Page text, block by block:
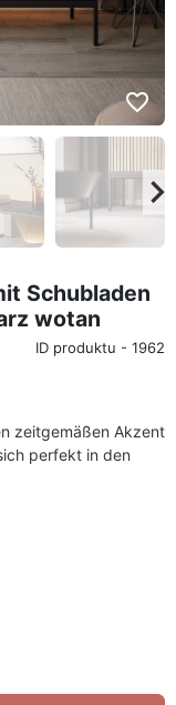
favorite_border
Schubladen
wotan
ID produktu - 1962
zeitgemäßen Akzent
perfekt in den